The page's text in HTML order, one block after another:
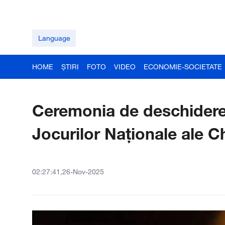
Language
HOME ȘTIRI FOTO VIDEO ECONOMIE-SOCIETATE
Ceremonia de
Jocurilor Naționale ale
02:27:41,26-Nov-2025